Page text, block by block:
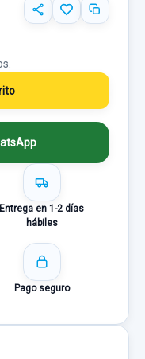
Entrega en 1-2 días
hábiles
Pago seguro